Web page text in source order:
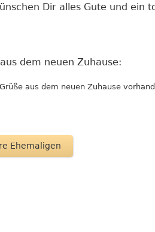
Dir alles Gute und ein
dem neuen Zuhause:
aus dem neuen Zuhause
Ehemaligen